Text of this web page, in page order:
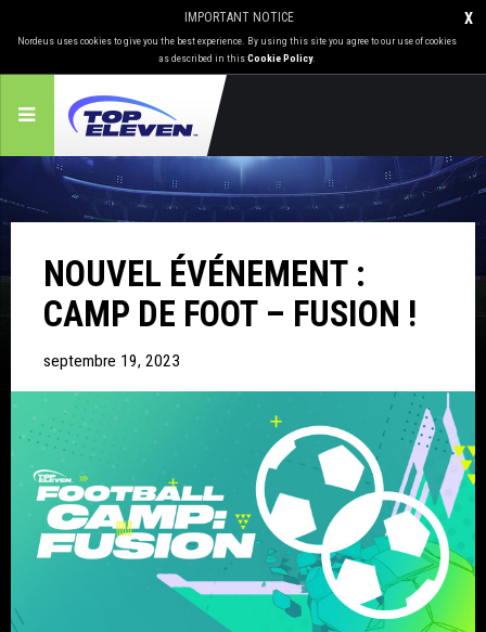
X
IMPORTANT NOTICE
Nordeus uses cookies to give you the best experience. By using this site you agree to our use of cookies
as described in thisCookie Policy.
NOUVEL ÉVÉNEMENT :
CAMP DE FOOT – FUSION !
septembre 19, 2023